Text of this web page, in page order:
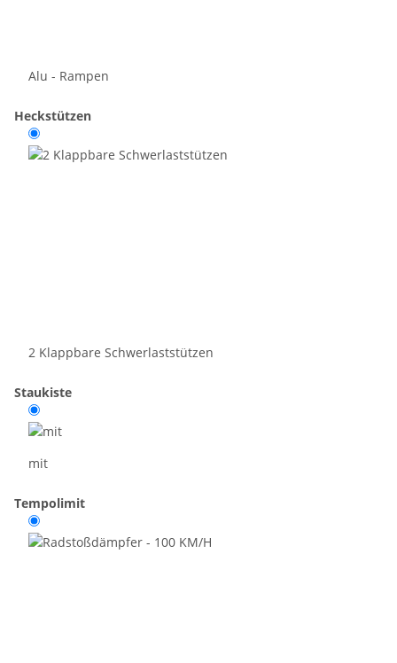
Alu - Rampen
Heckstützen
2 Klappbare Schwerlaststützen
Staukiste
mit
Tempolimit